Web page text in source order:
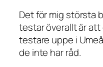
Det för mig största
testar överallt är
testare uppe i
de inte har råd.